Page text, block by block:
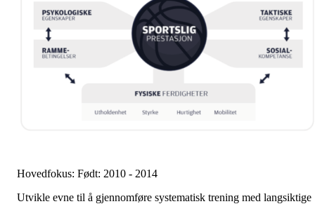
Hovedfokus: Født: 2010 - 2014
Utvikle evne til å gjennomføre systematisk trening med langsiktige